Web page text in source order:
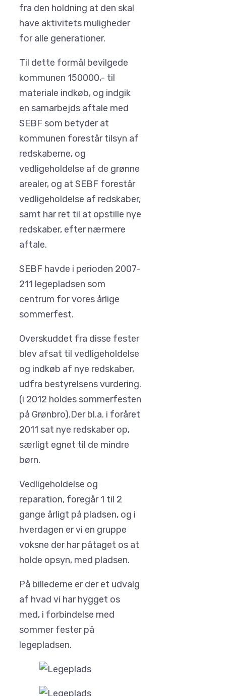
fra den holdning at den skal
have aktivitets muligheder
for alle generationer.
Til dette formål bevilgede
kommunen 150000,- til
materiale indkøb, og indgik
en samarbejds aftale med
SEBF som betyder at
kommunen forestår tilsyn af
redskaberne, og
vedligeholdelse af de grønne
arealer, og at SEBF forestår
vedligeholdelse af redskaber,
samt har ret til at opstille nye
redskaber, efter nærmere
aftale.
SEBF havde i perioden 2007-
211 legepladsen som
centrum for vores årlige
sommerfest.
Overskuddet fra disse fester
blev afsat til vedligeholdelse
og indkøb af nye redskaber,
udfra bestyrelsens vurdering.
(i 2012 holdes sommerfesten
på Grønbro).Der bl.a. i foråret
2011 sat nye redskaber op,
særligt egnet til de mindre
børn.
Vedligeholdelse og
reparation, foregår 1 til 2
gange årligt på pladsen, og i
hverdagen er vi en gruppe
voksne der har påtaget os at
holde opsyn, med pladsen.
På billederne er der et udvalg
af hvad vi har hygget os
med, i forbindelse med
sommer fester på
legepladsen.